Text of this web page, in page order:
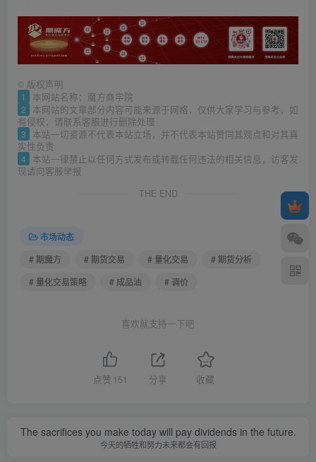
© 版权声明
1 本网站名称：魔方商学院
2
本网站的文章部分内容可能来源于网络，仅供大家学习与参考，如
有侵权，请联系客服进行删除处理
3
本站一切资源不代表本站立场，并不代表本站赞同其观点和对其真
实性负责
4
本站一律禁止以任何方式发布或转载任何违法的相关信息，访客发
现请向客服举报
THE END
市场动态
# 期魔方
# 期货交易 # 量化交易
# 期货分析
# 量化交易策略
# 成品油 # 调价
喜欢就支持一下吧
点赞 151 分享 收藏
The sacrifices you make today will pay dividends in the future.
今天的牺牲和努力未来都会有回报